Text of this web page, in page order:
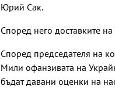
Юрий Сак.
Според него доставките
Според председателя на
Мили офанзивата на
бъдат давани оценки на